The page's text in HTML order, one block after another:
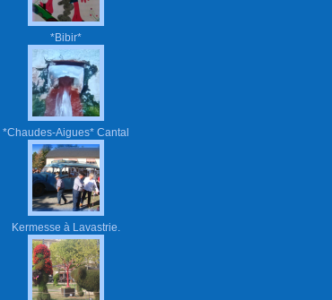
*Bibir*
*Chaudes-Aigues* Cantal
Kermesse à Lavastrie.